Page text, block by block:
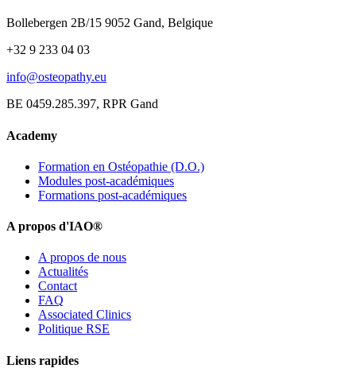
Bollebergen 2B/15 9052 Gand, Belgique
+32 9 233 04 03
info@osteopathy.eu
BE 0459.285.397, RPR Gand
Academy
Formation en Ostéopathie (D.O.)
Modules post-académiques
Formations post-académiques
A propos d'IAO®
A propos de nous
Actualités
Contact
FAQ
Associated Clinics
Politique RSE
Liens rapides